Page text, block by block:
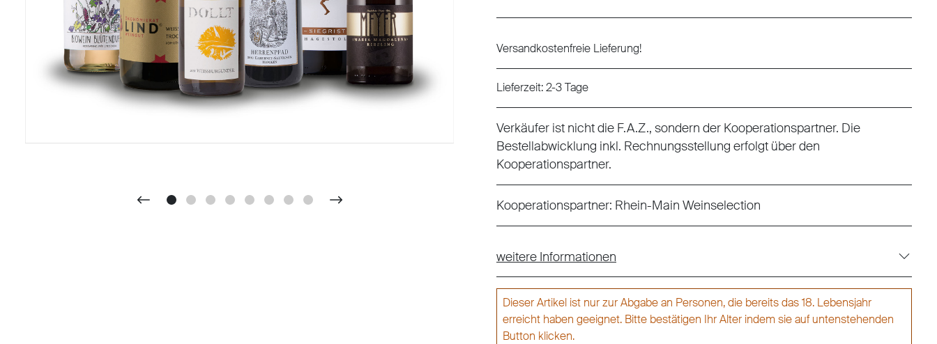
Versandkostenfreie Lieferung!
Lieferzeit: 2-3 Tage
Verkäufer ist nicht die F.A.Z., sondern der Kooperationspartner. Die
Bestellabwicklung inkl. Rechnungsstellung erfolgt über den
Kooperationspartner.
Kooperationspartner: Rhein-Main Weinselection
weitere Informationen
Dieser Artikel ist nur zur Abgabe an Personen, die bereits das 18. Lebensjahr
erreicht haben geeignet. Bitte bestätigen Ihr Alter indem sie auf untenstehenden
Button klicken.